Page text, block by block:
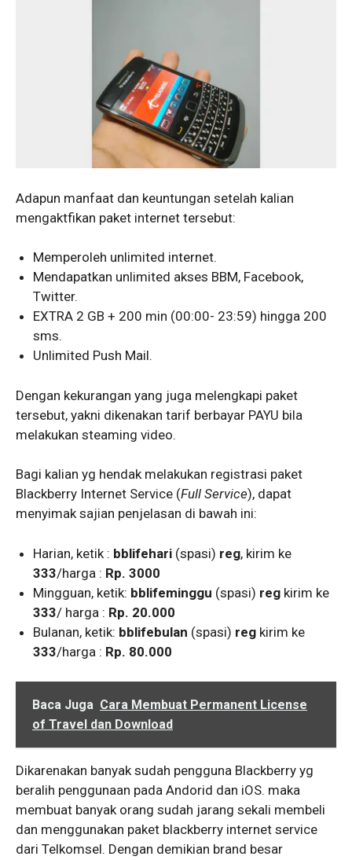
Adapun manfaat dan keuntungan setelah kalian
mengaktfikan paket internet tersebut:
Memperoleh unlimited internet.
Mendapatkan unlimited akses BBM, Facebook,
Twitter.
EXTRA 2 GB + 200 min (00:00- 23:59) hingga 200
sms.
Unlimited Push Mail.
Dengan kekurangan yang juga melengkapi paket
tersebut, yakni dikenakan tarif berbayar PAYU bila
melakukan steaming video.
Bagi kalian yg hendak melakukan registrasi paket
Blackberry Internet Service (Full Service), dapat
menyimak sajian penjelasan di bawah ini:
Harian, ketik : bblifehari (spasi) reg, kirim ke
333/harga : Rp. 3000
Mingguan, ketik: bblifeminggu (spasi) reg kirim ke
333/ harga : Rp. 20.000
Bulanan, ketik: bblifebulan (spasi) reg kirim ke
333/harga : Rp. 80.000
Baca Juga Cara Membuat Permanent License
of Travel dan Download
Dikarenakan banyak sudah pengguna Blackberry yg
beralih penggunaan pada Andorid dan iOS. maka
membuat banyak orang sudah jarang sekali membeli
dan menggunakan paket blackberry internet service
dari Telkomsel. Dengan demikian brand besar